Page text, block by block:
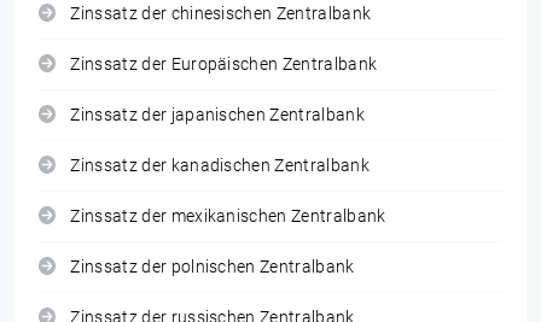
Zinssatz der chinesischen Zentralbank
Zinssatz der Europäischen Zentralbank
Zinssatz der japanischen Zentralbank
Zinssatz der kanadischen Zentralbank
Zinssatz der mexikanischen Zentralbank
Zinssatz der polnischen Zentralbank
Zinssatz der russischen Zentralbank